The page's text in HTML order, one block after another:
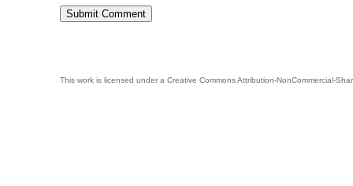
This work is licensed under a Creative Commons Attribution-NonCommercial-